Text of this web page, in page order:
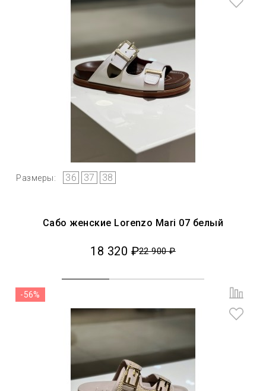
Размеры: 36 37 38
Сабо женские Lorenzo Mari 07 белый
18 320 ₽22 900 ₽
-56%